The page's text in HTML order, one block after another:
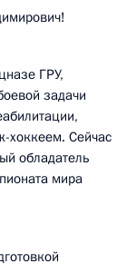
ГРУ,
задачи
хоккеем. Сейчас
обладатель
мира